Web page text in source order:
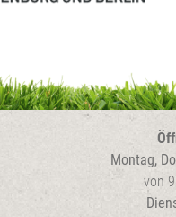
Montag,
von